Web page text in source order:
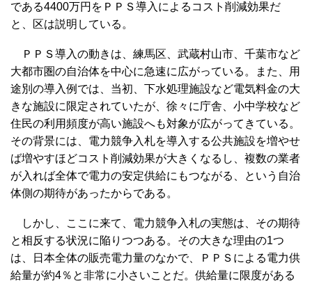
である4400万円をＰＰＳ導入によるコスト削減効果だ
と、区は説明している。
ＰＰＳ導入の動きは、練馬区、武蔵村山市、千葉市など
大都市圏の自治体を中心に急速に広がっている。また、用
途別の導入例では、当初、下水処理施設など電気料金の大
きな施設に限定されていたが、徐々に庁舎、小中学校など
住民の利用頻度が高い施設へも対象が広がってきている。
その背景には、電力競争入札を導入する公共施設を増やせ
ば増やすほどコスト削減効果が大きくなるし、複数の業者
が入れば全体で電力の安定供給にもつながる、という自治
体側の期待があったからである。
しかし、ここに来て、電力競争入札の実態は、その期待
と相反する状況に陥りつつある。その大きな理由の1つ
は、日本全体の販売電力量のなかで、ＰＰＳによる電力供
給量が約4％と非常に小さいことだ。供給量に限度がある